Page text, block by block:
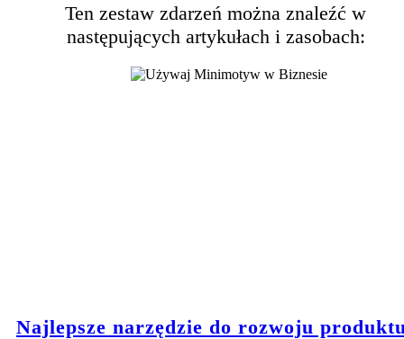
Ten zestaw zdarzeń można znaleźć w
następujących artykułach i zasobach:
Najlepsze narzędzie do rozwoju